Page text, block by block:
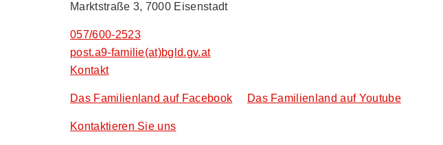
Marktstraße 3, 7000 Eisenstadt
057/600-2523
post.a9-familie(at)bgld.gv.at
Kontakt
Das Familienland auf Facebook Das Familienland auf Youtube
Kontaktieren Sie uns